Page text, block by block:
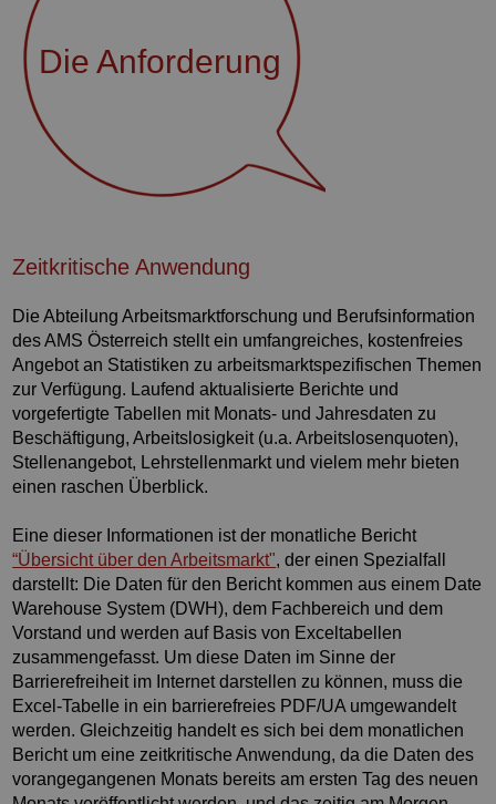
Die Anforderung
Zeitkritische Anwendung
Die Abteilung Arbeitsmarktforschung und Berufsinformation
des AMS Österreich stellt ein umfangreiches, kostenfreies
Angebot an Statistiken zu arbeitsmarktspezifischen Themen
zur Verfügung. Laufend aktualisierte Berichte und
vorgefertigte Tabellen mit Monats- und Jahresdaten zu
Beschäftigung, Arbeitslosigkeit (u.a. Arbeitslosenquoten),
Stellenangebot, Lehrstellenmarkt und vielem mehr bieten
einen raschen Überblick.
Eine dieser Informationen ist der monatliche Bericht
“Übersicht über den Arbeitsmarkt", der einen Spezialfall
darstellt: Die Daten für den Bericht kommen aus einem Date
Warehouse System (DWH), dem Fachbereich und dem
Vorstand und werden auf Basis von Exceltabellen
zusammengefasst. Um diese Daten im Sinne der
Barrierefreiheit im Internet darstellen zu können, muss die
Excel-Tabelle in ein barrierefreies PDF/UA umgewandelt
werden. Gleichzeitig handelt es sich bei dem monatlichen
Bericht um eine zeitkritische Anwendung, da die Daten des
vorangegangenen Monats bereits am ersten Tag des neuen